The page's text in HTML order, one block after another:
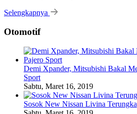
Selengkapnya
Otomotif
Demi Xpander, Mitsubishi Bakal
Sport
Sabtu, Maret 16, 2019
Sosok New Nissan Livina